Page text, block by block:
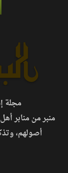
مجلة
منبر من منابر أهل
أصولهم،